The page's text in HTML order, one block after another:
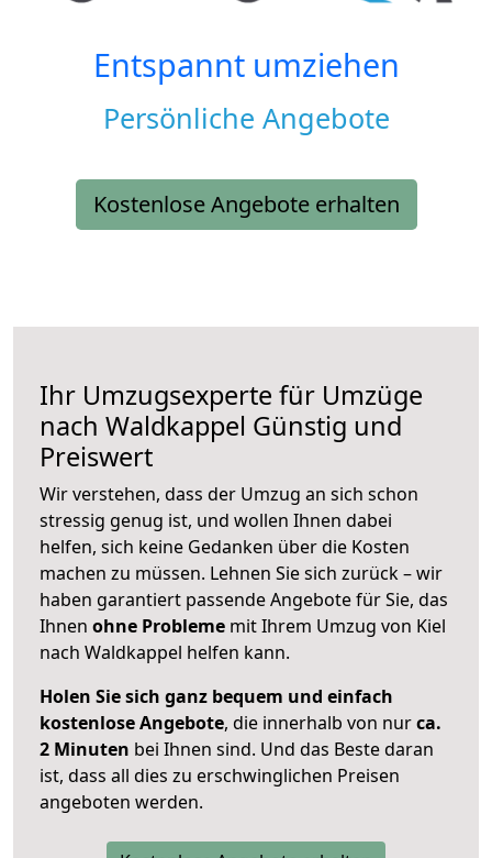
Entspannt umziehen
Persönliche Angebote
Kostenlose Angebote erhalten
Ihr Umzugsexperte für Umzüge
nach Waldkappel Günstig und
Preiswert
Wir verstehen, dass der Umzug an sich schon
stressig genug ist, und wollen Ihnen dabei
helfen, sich keine Gedanken über die Kosten
machen zu müssen. Lehnen Sie sich zurück – wir
haben garantiert passende Angebote für Sie, das
Ihnen ohne Probleme mit Ihrem Umzug von Kiel
nach Waldkappel helfen kann.
Holen Sie sich ganz bequem und einfach
kostenlose Angebote, die innerhalb von nurca.
2 Minuten bei Ihnen sind. Und das Beste daran
ist, dass all dies zu erschwinglichen Preisen
angeboten werden.